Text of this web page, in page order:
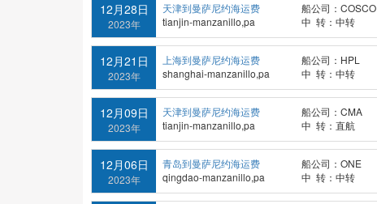
12月28日
2023年
天津到曼萨尼约海运费
tianjin-manzanillo,pa
船公司：COSCO
中 转：中转
12月21日
2023年
上海到曼萨尼约海运费
shanghai-manzanillo,pa
船公司：HPL
中 转：中转
12月09日
2023年
天津到曼萨尼约海运费
tianjin-manzanillo,pa
船公司：CMA
中 转：直航
12月06日
2023年
青岛到曼萨尼约海运费
qingdao-manzanillo,pa
船公司：ONE
中 转：中转